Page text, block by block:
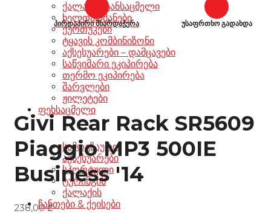
ქალაქის ტანსაცმელი
ხელთათმანები
ქურთუკები
ტყავის კომბინიზონი
აქსესუარები – დამცავები
საწვიმარი ეკიპირება
თერმო ეკიპირება
შარვლები
ჟილეტები
ფეხსაცმელი
სამოგზაურო
აქსესუარები
სპორტული
ტურინგის
ქალაქის
ჩანთები & ქეისები
პირდაპირი მხარდაჭერა უსაფრთხო გადახდა
Givi Rear Rack SR5609
Piaggio MP3 500IE
Business '14
238,00₾